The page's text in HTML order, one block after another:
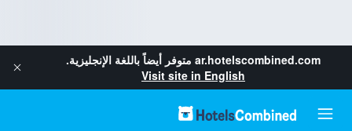
ar.hotelscombined.com متوفر أيضاً باللغة الإنجليزية.
Visit site in English